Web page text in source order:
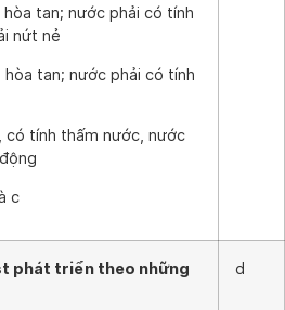
tan; nước phải có tính
nứt nẻ
tan; nước phải có tính
có tính thấm nước, nước
c
phát triển theo những
d